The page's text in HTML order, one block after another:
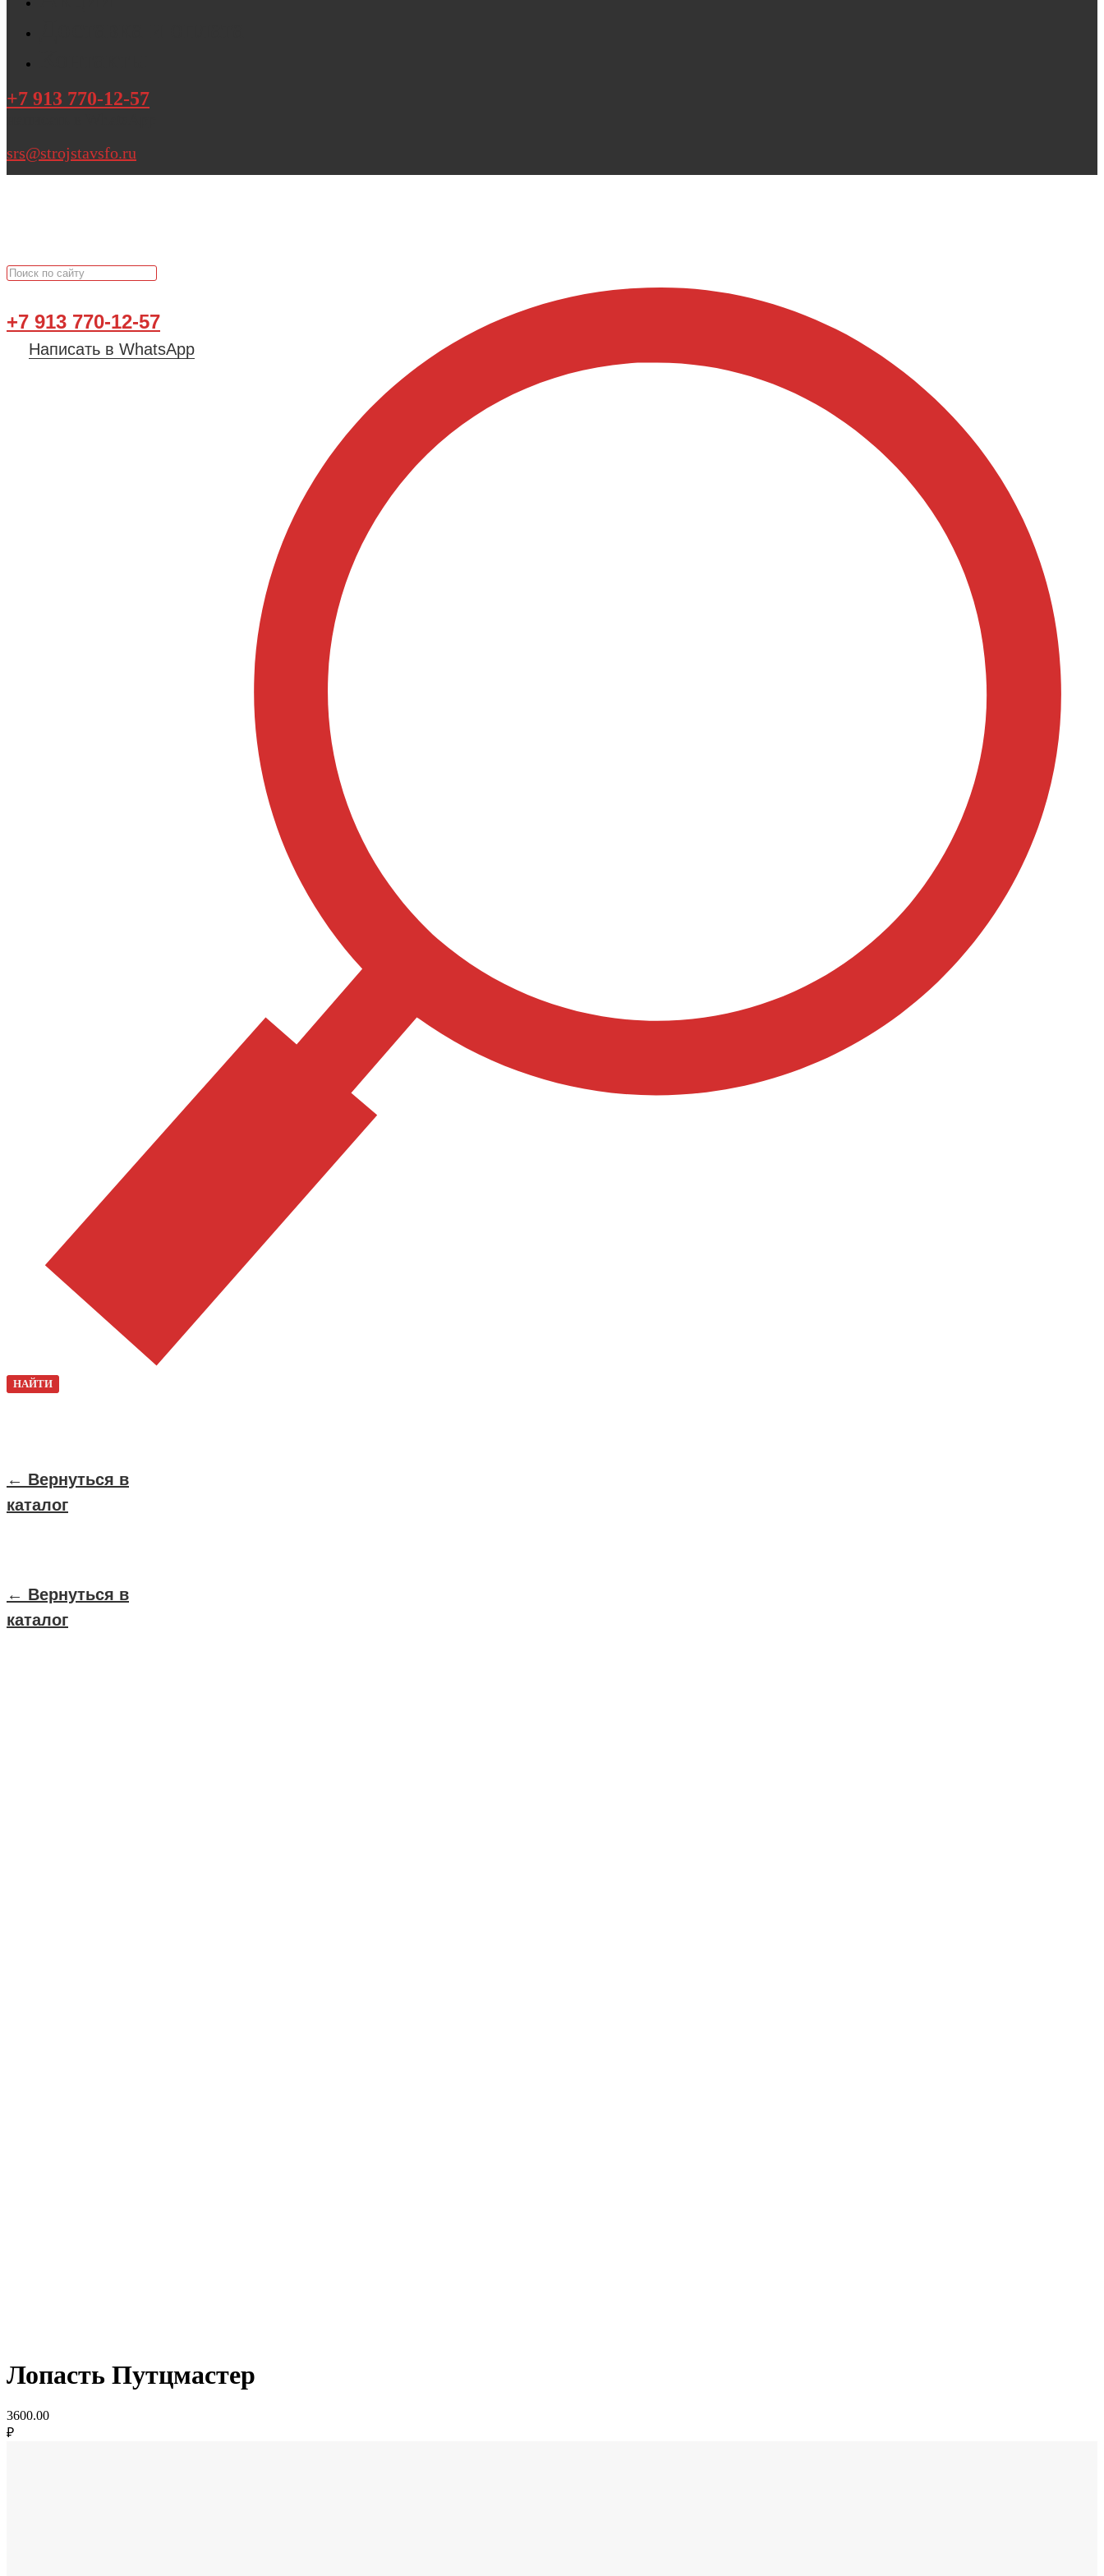
+7 913 770-12-57
srs@strojstavsfo.ru
+7 913 770-12-57
Написать в WhatsApp
НАЙТИ
← Вернуться в
каталог
← Вернуться в
каталог
Лопасть Путцмастер
3600.00
₽